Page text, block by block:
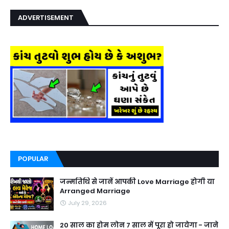
ADVERTISEMENT
POPULAR
जन्मतिथि से जानें आपकी Love Marriage होगी या
Arranged Marriage
July 29, 2026
20 साल का होम लोन 7 साल में पूरा हो जायेगा - जाने